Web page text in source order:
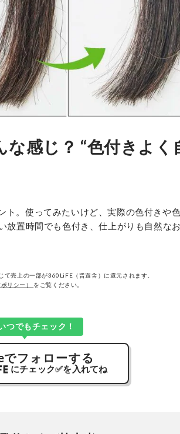
感じ？ “色付きよく
。使ってみたいけど、実際の色付きや
置時間でも色付き、仕上がりも自然な
売上の一部が360LiFE（晋遊舎）に還元されます。
リシー） をご覧ください。
つでもチェック！
でフォローする
にチェック✅を入れてね